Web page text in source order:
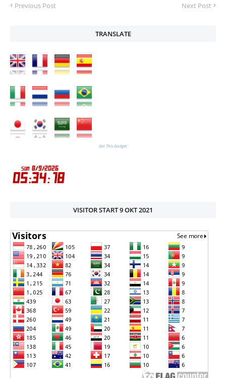
Previous Post Next Post
TRANSLATE
Get This Gadget
VISITOR START 9 OKT 2021